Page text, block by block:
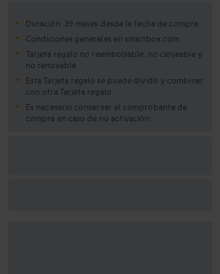
Duración: 39 meses desde la fecha de compra
Condiciones generales en smartbox.com
Tarjeta regalo no reembolsable, no canjeable y
no renovable
Esta Tarjeta regalo se puede dividir y combinar
con otra Tarjeta regalo
Es necesario conservar el comprobante de
compra en caso de no activación